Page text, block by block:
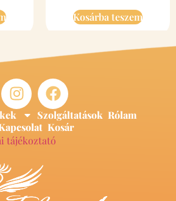
Kosárba teszem
Szolgáltatások Rólam
Kosár
tájékoztató